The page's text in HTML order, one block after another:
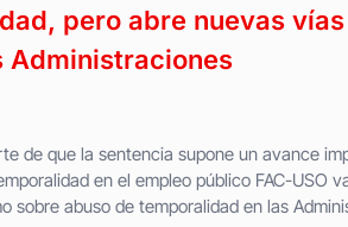
pero abre nuevas
Administraciones
de que la sentencia supone un avance
en el empleo público FAC-USO
sobre abuso de temporalidad en las